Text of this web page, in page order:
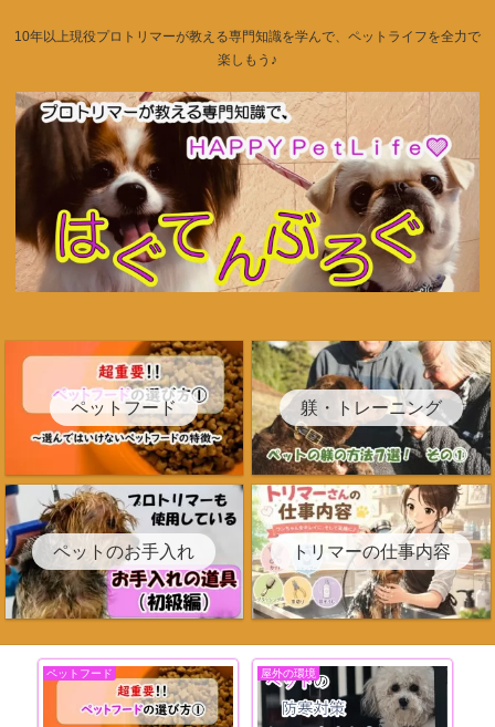
10年以上現役プロトリマーが教える専門知識を学んで、ペットライフを全力で
楽しもう♪
ペットフード 躾・トレーニング
ペットのお手入れ トリマーの仕事内容
トリミング関連 ペットフード